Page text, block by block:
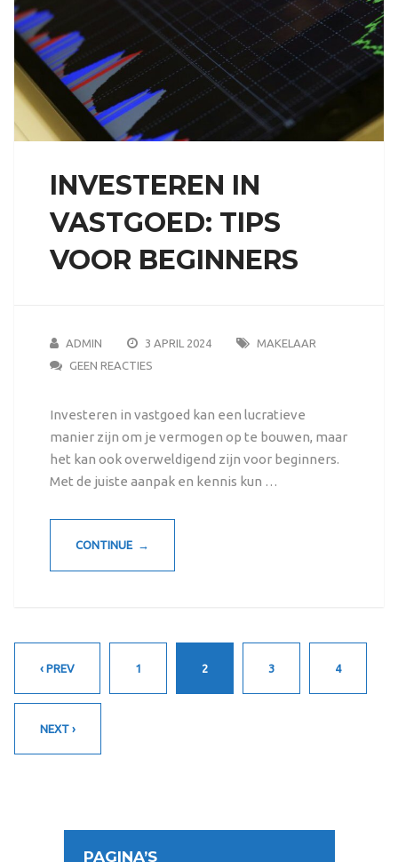
INVESTEREN IN
VASTGOED: TIPS
VOOR BEGINNERS
ADMIN 3 APRIL 2024
MAKELAAR
GEEN REACTIES
Investeren in vastgoed kan een lucratieve
manier zijn om je vermogen op te bouwen, maar
het kan ook overweldigend zijn voor beginners.
Met de juiste aanpak en kennis kun …
CONTINUE →
‹ PREV 1 2 3 4
NEXT ›
PAGINA’S